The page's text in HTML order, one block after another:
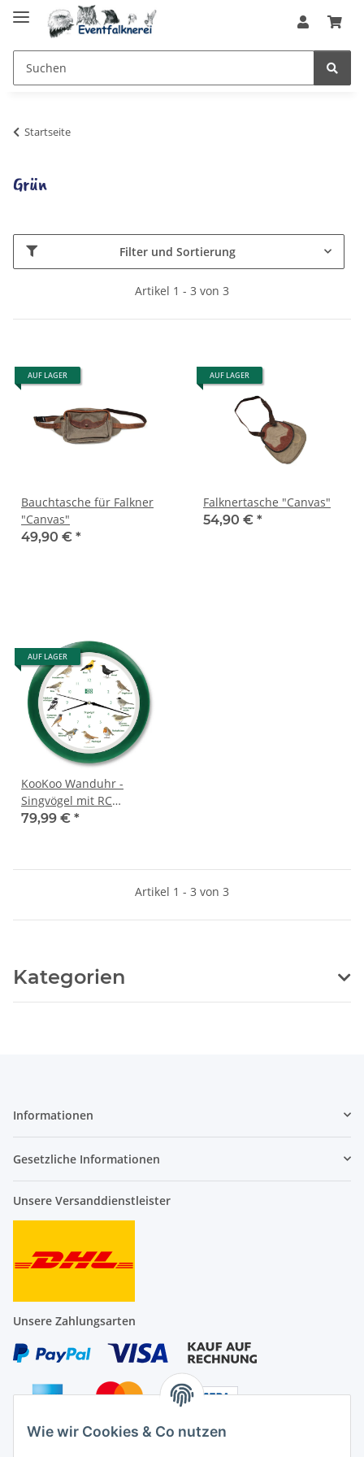
Wie wir Cookies & Co nutzen
Startseite
Grün
Filter und Sortierung
Artikel 1 - 3 von 3
AUF LAGER
Bauchtasche für Falkner
"Canvas"
49,90 € *
AUF LAGER
Falknertasche "Canvas"
54,90 € *
AUF LAGER
KooKoo Wanduhr -
Singvögel mit RC
Funkquarzwerk - 34cm,
79,99 € *
Artikel 1 - 3 von 3
Kategorien
Informationen
Gesetzliche Informationen
Unsere Versanddienstleister
Unsere Zahlungsarten